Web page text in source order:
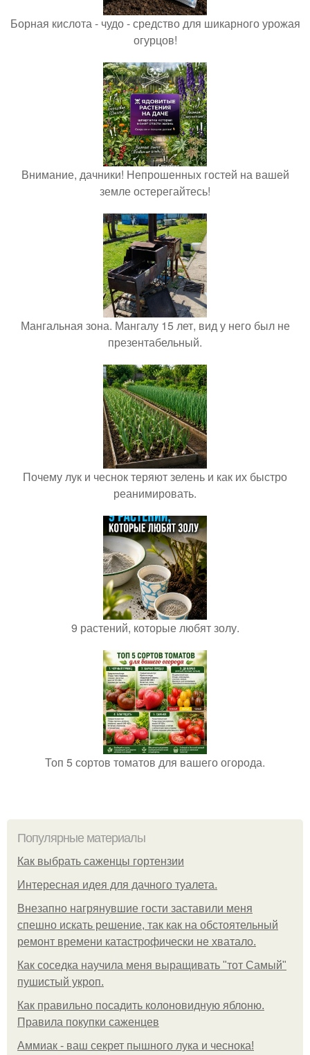
Борная кислота - чудо - средство для шикарного урожая
огурцов!
Внимание, дачники! Непрошенных гостей на вашей
земле остерегайтесь!
Мангальная зона. Мангалу 15 лет, вид у него был не
презентабельный.
Почему лук и чеснок теряют зелень и как их быстро
реанимировать.
9 растений, которые любят золу.
Топ 5 сортов томатов для вашего огорода.
Популярные материалы
Как выбрать саженцы гортензии
Интересная идея для дачного туалета.
Внезапно нагрянувшие гости заставили меня
спешно искать решение, так как на обстоятельный
ремонт времени катастрофически не хватало.
Как соседка научила меня выращивать "тот Самый"
пушистый укроп.
Как правильно посадить колоновидную яблоню.
Правила покупки саженцев
Аммиак - ваш секрет пышного лука и чеснока!